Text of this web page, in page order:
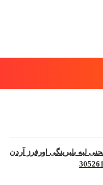
لبه بلبرینگی اورفرز آردن